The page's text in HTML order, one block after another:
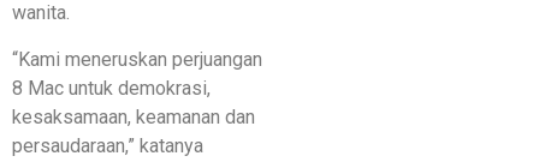
wanita.
“Kami meneruskan perjuangan
8 Mac untuk demokrasi,
kesaksamaan, keamanan dan
persaudaraan,” katanya